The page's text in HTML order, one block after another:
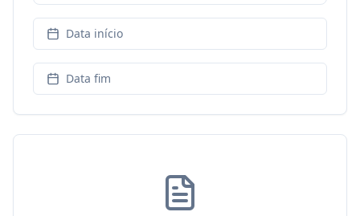
Data início
Data fim